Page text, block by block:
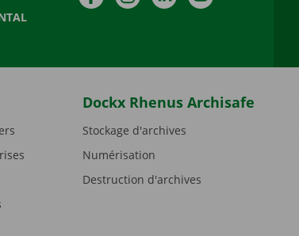
Dockx Rhenus Archisafe
Stockage d'archives
Numérisation
Destruction d'archives